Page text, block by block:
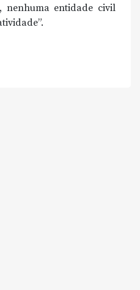
nenhuma entidade civil